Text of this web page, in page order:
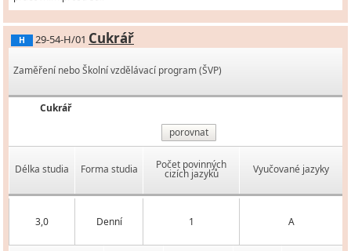
H 29-54-H/01 Cukrář
Zaměření nebo Školní vzdělávací program (ŠVP)
Cukrář
porovnat
Délka studia Forma studia Počet povinných
cizích jazyků Vyučované jazyky
3,0 Denní 1 A